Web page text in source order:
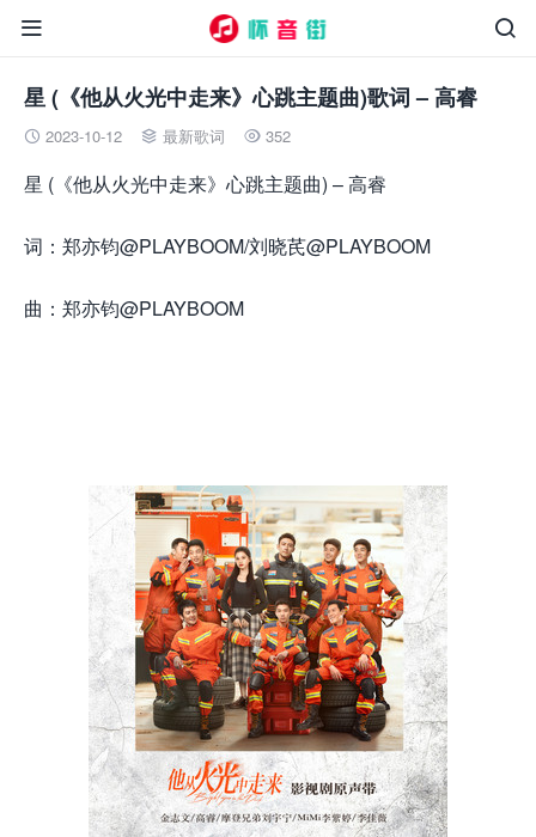


星 (《他从火光中走来》心跳主题曲)歌词 – 高睿
 2023-10-12  最新歌词  352
星 (《他从火光中走来》心跳主题曲) – 高睿
词：郑亦钧@PLAYBOOM/刘晓芪@PLAYBOOM
曲：郑亦钧@PLAYBOOM